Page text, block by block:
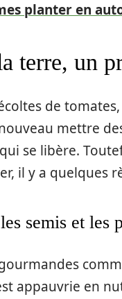
planter en
terre, un
de
mettre
se libère.
il y a quelques
semis et les
appauvrie en